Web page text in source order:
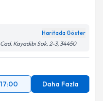
Haritada Göster
Kayadibi Sok. 2-3, 34450
17:00 Daha Fazla